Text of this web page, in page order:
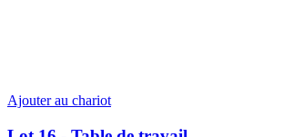
Ajouter au chariot